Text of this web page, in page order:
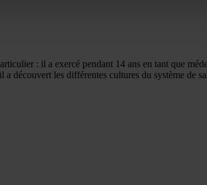
: il a exercé pendant 14 ans en tant que
découvert les différentes cultures du système de